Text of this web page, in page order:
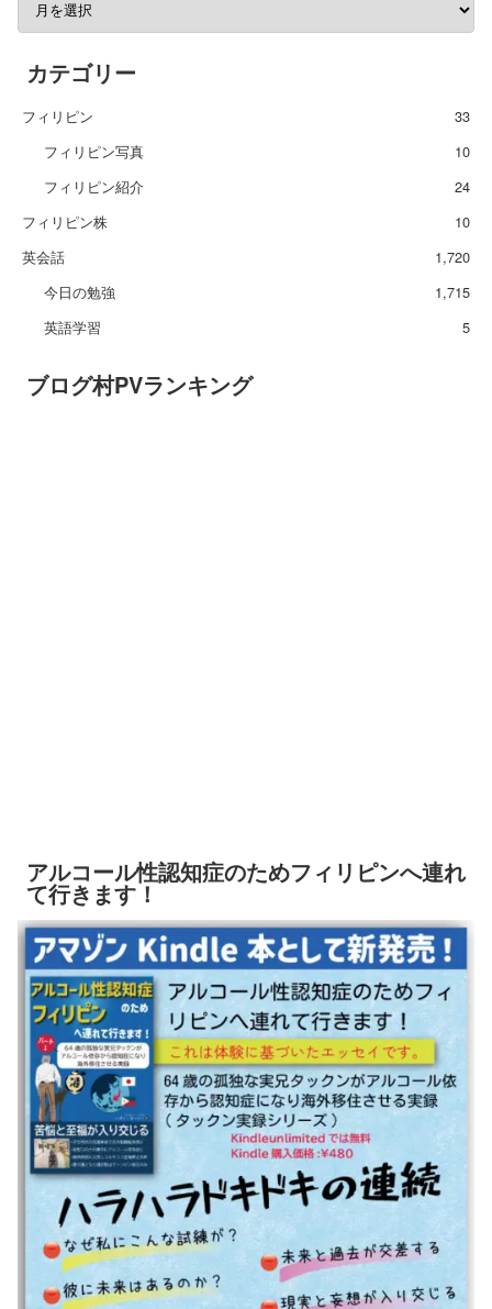
カテゴリー
フィリピン
33
フィリピン写真
10
フィリピン紹介
24
フィリピン株
10
英会話
1,720
今日の勉強
1,715
英語学習
5
ブログ村PVランキング
アルコール性認知症のためフィリピンへ連れ
て行きます！